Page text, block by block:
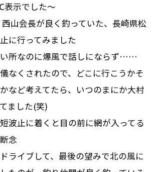
示でした～
山会長が良く釣っていた、長崎県松
に行ってみました
所なのに爆風で話しにならず……
なくされたので、どこに行こうかそ
など考えてたら、いつのまにか大村
ました(笑)
波止に着くと目の前に網が入ってる
念
ライブして、最後の望みで北の風に